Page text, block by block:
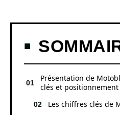
Présentation de
clés et positionnement
Les chiffres clés de